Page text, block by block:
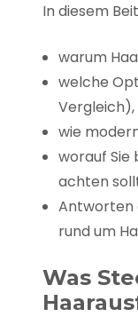
In diesem
warum
welche
Vergleich),
wie
worauf Sie
achten
Antworten
rund um
Was